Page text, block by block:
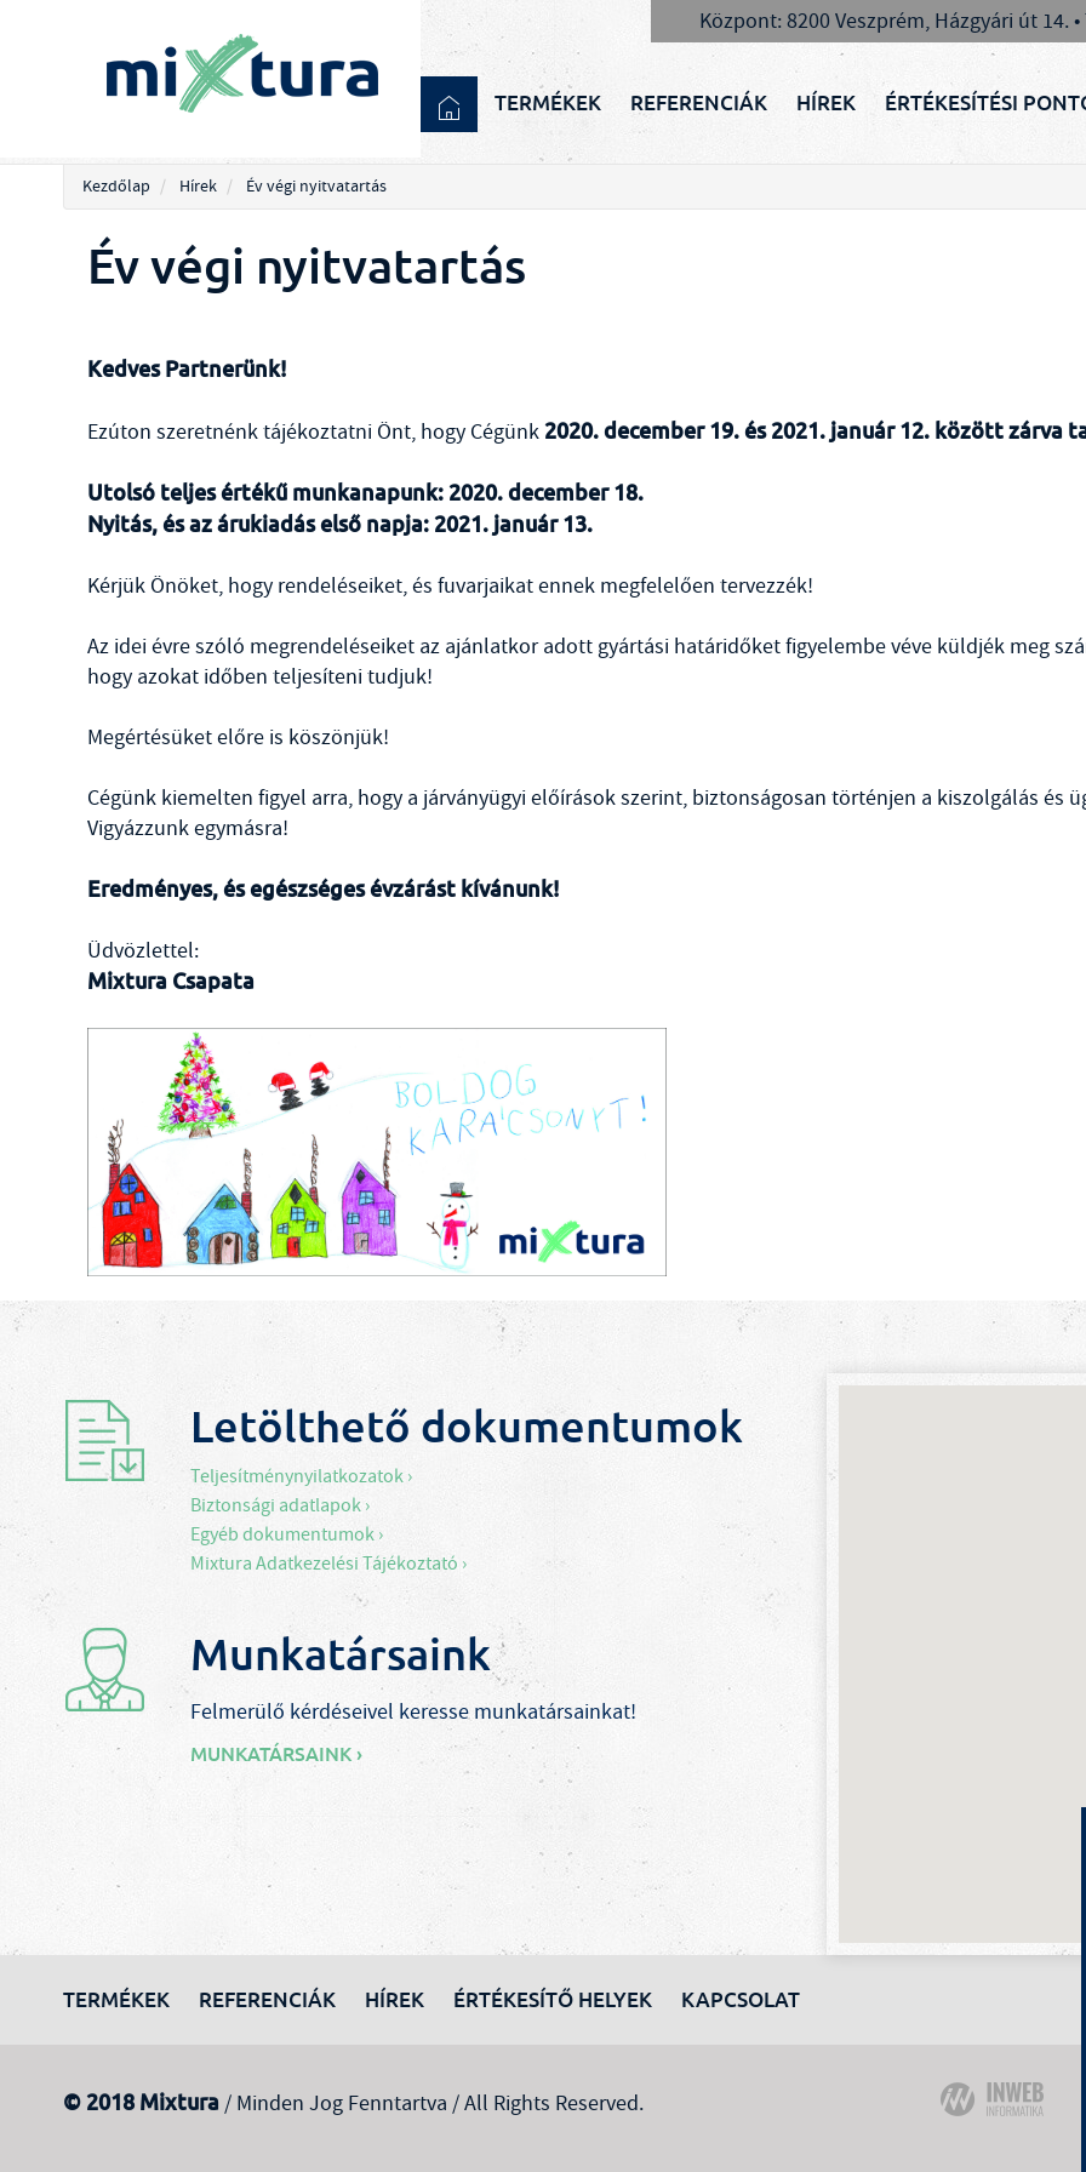
Központ: 8200 Veszprém, Házgyári út 14.
TERMÉKEK REFERENCIÁK HÍREK ÉRTÉKESÍTÉSI
Kezdőlap Hírek Év végi nyitvatartás
Év végi nyitvatartás
Kedves Partnerünk!
Ezúton szeretnénk tájékoztatni Önt, hogy Cégünk2020. december 19. és 2021. január 12. között zárva
Utolsó teljes értékű munkanapunk: 2020. december 18.
Nyitás, és az árukiadás első napja: 2021. január 13.
Kérjük Önöket, hogy rendeléseiket, és fuvarjaikat ennek megfelelően tervezzék!
Az idei évre szóló megrendeléseiket az ajánlatkor adott gyártási határidőket figyelembe véve küldjék meg
hogy azokat időben teljesíteni tudjuk!
Megértésüket előre is köszönjük!
Cégünk kiemelten figyel arra, hogy a járványügyi előírások szerint, biztonságosan történjen a kiszolgálás és
Vigyázzunk egymásra!
Eredményes, és egészséges évzárást kívánunk!
Üdvözlettel:
Mixtura Csapata
Letölthető dokumentumok
Teljesítménynyilatkozatok ›
Biztonsági adatlapok ›
Egyéb dokumentumok ›
Mixtura Adatkezelési Tájékoztató ›
Munkatársaink
Felmerülő kérdéseivel keresse munkatársainkat!
MUNKATÁRSAINK ›
TERMÉKEK REFERENCIÁK HÍREK ÉRTÉKESÍTŐ HELYEK KAPCSOLAT
© 2018 Mixtura / Minden Jog Fenntartva / All Rights Reserved.